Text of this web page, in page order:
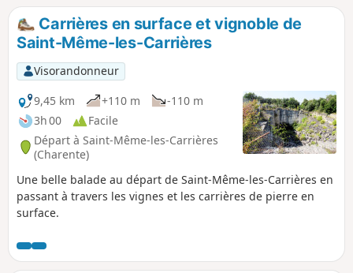
Carrières en surface et vignoble de
Saint-Même-les-Carrières
Visorandonneur
9,45 km
+110 m
-110 m
3h 00
Facile
Départ à Saint-Même-les-Carrières
(Charente)
Une belle balade au départ de Saint-Même-les-Carrières en
passant à travers les vignes et les carrières de pierre en
surface.